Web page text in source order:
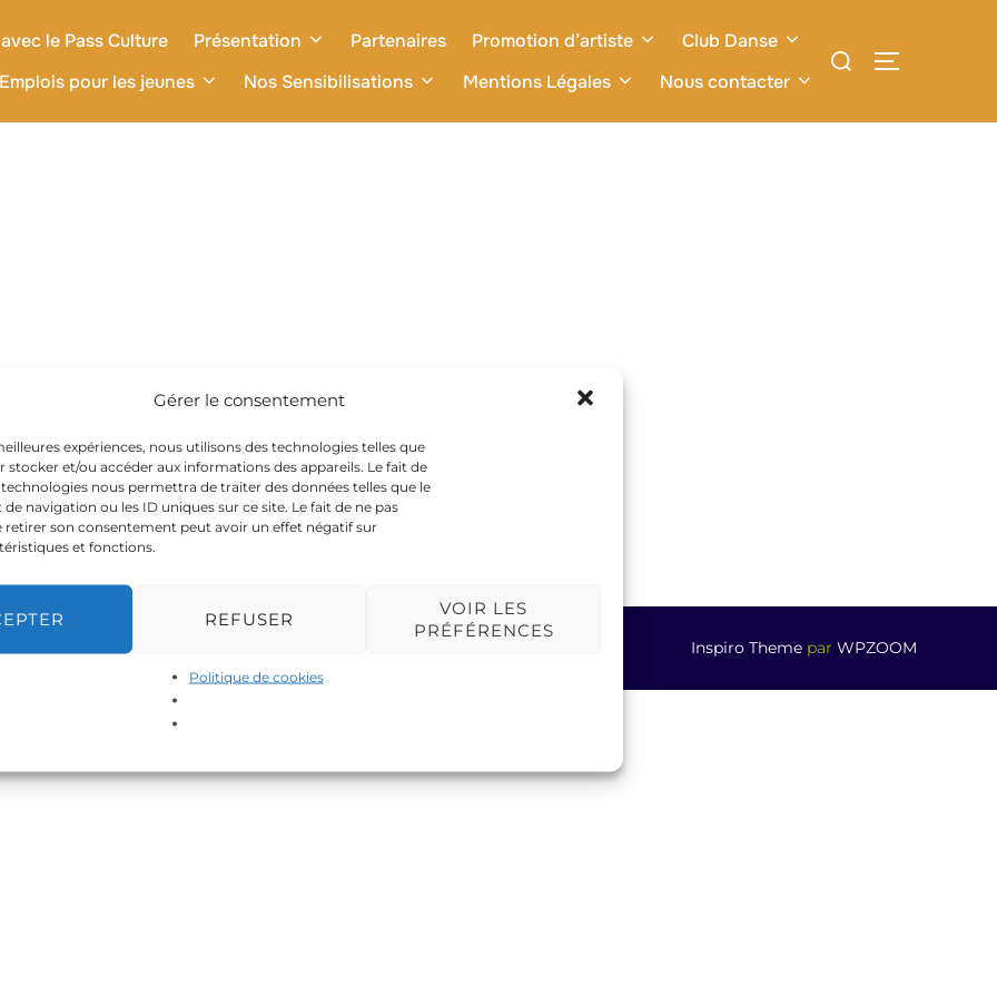
Gérer le consentement
expériences, nous utilisons des technologies telles que
stocker et/ou accéder aux informations des appareils. Le fait de
nous permettra de traiter des données telles que le
navigation ou les ID uniques sur ce site. Le fait de ne pas
retirer son consentement peut avoir un effet négatif sur
et fonctions.
REFUSER
VOIR LES
PRÉFÉRENCES
Politique de cookies
le Pass Culture Présentation Partenaires Promotion d’artiste
Club Danse
pour les jeunes
Nos Sensibilisations Mentions Légales Nous contacter
Inspiro Theme par WPZOOM